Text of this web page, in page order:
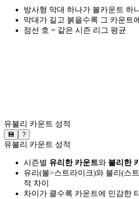
방사형 막대 하나가 볼카운트 하
막대가 길고 붉을수록 그 카운트
점선 호 = 같은 시즌 리그 평균
유불리 카운트 성적
💾 ?
유불리 카운트 성적
시즌별 유리한 카운트와 불리한
유리(볼>스트라이크)와 불리(스
적 차이
차이가 클수록 카운트에 민감한